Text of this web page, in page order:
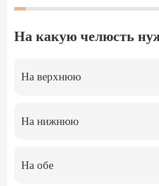
На какую челюсть
На верхнюю
На нижнюю
На обе